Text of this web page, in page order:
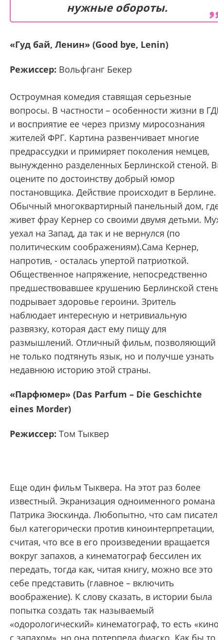
нужные обороты.
«Гуд бай, Ленин» (Good bye, Lenin)
Режиссер: Вольфганг Бекер
Остроумная комедия ставящая серьезные
вопросы. В частности – особенности жизни в
и восприятие ее через призму миросознания
жителей ФРГ. Картина развенчивает многие
предрассудки и примиряет поколения немцев,
вынужденно разделенных Берлинской стеной.
оцените по достоинству добрый юмор
постановщика. Действие происходит в Берлине.
Обычный многоквартирный панельный дом,
живет фрау Кернер со своими двумя детьми.
уехал на Запад, да так и не вернулся (по
политическим соображениям).Сама Кернер,
напротив, - осталась упертой патриоткой.
Общественное напряжение, непосредственно
предшествовавшее крушению Берлинской
подрывает здоровье героини. Зритель
наблюдает интересную и нетривиальную
развязку, которая даст ему пищу для
размышлений. Отличный фильм, позволяющий
не только подтянуть язык, но и получше узнать
недавнюю историю этой страны.
«Парфюмер» (Das Parfum – Die Geschichte
eines Morder)
Режиссер: Том Тыквер
Еще один фильм Тыквера. На этот раз более
известный. Экранизация одноименного романа
Патрика Зюскинда. Любопытно, что сам
был категорически против киноинтерпретации,
считая, что все в его произведении вращается
вокруг запахов, а кинематограф бессилен их
передать, тогда как, читая книгу, можно все это
себе представить (главное – включить
воображение). К слову сказать, в истории была
попытка создать так называемый
«одорологический» кинематограф, то есть
с запахом», но она потерпела фиаско. Как бы то